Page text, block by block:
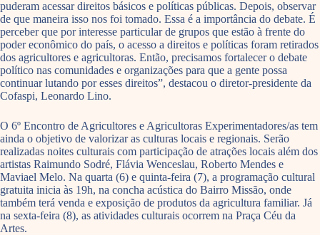
puderam acessar direitos básicos e políticas públicas. Depois, observar
de que maneira isso nos foi tomado. Essa é a importância do debate. É
perceber que por interesse particular de grupos que estão à frente do
poder econômico do país, o acesso a direitos e políticas foram retirados
dos agricultores e agricultoras. Então, precisamos fortalecer o debate
político nas comunidades e organizações para que a gente possa
continuar lutando por esses direitos”, destacou o diretor-presidente da
Cofaspi, Leonardo Lino.
O 6º Encontro de Agricultores e Agricultoras Experimentadores/as tem
ainda o objetivo de valorizar as culturas locais e regionais. Serão
realizadas noites culturais com participação de atrações locais além dos
artistas Raimundo Sodré, Flávia Wenceslau, Roberto Mendes e
Maviael Melo. Na quarta (6) e quinta-feira (7), a programação cultural
gratuita inicia às 19h, na concha acústica do Bairro Missão, onde
também terá venda e exposição de produtos da agricultura familiar. Já
na sexta-feira (8), as atividades culturais ocorrem na Praça Céu da
Artes.